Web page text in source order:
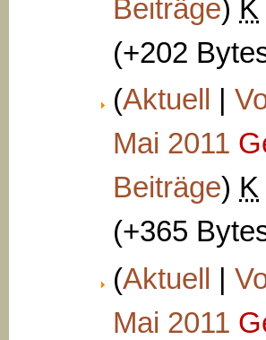
Beiträge) K
(+202
(Aktuell |
Mai 2011
Beiträge) K
(+365
(Aktuell |
Mai 2011